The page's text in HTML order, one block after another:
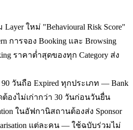
Layer ใหม่ "Behavioural Risk Score"
การจอง Booking และ Browsing
ราคาต่ำสุดของทุก Category ส่ง
90 วันถือ Expired ทุกประเภท — Bank
ต้องไม่เก่ากว่า 30 วันก่อนวันยื่น
ในอัฟกานิสถานต้องส่ง Sponsor
แต่ละคน — ใช้ฉบับร่วมไม่